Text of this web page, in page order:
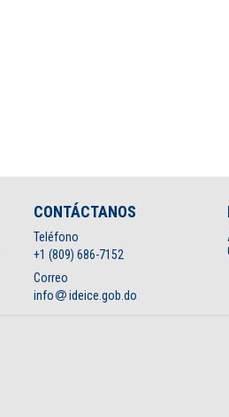
CONTÁCTANOS
Teléfono
+1 (809) 686-7152
Correo
info
ideice.gob.do